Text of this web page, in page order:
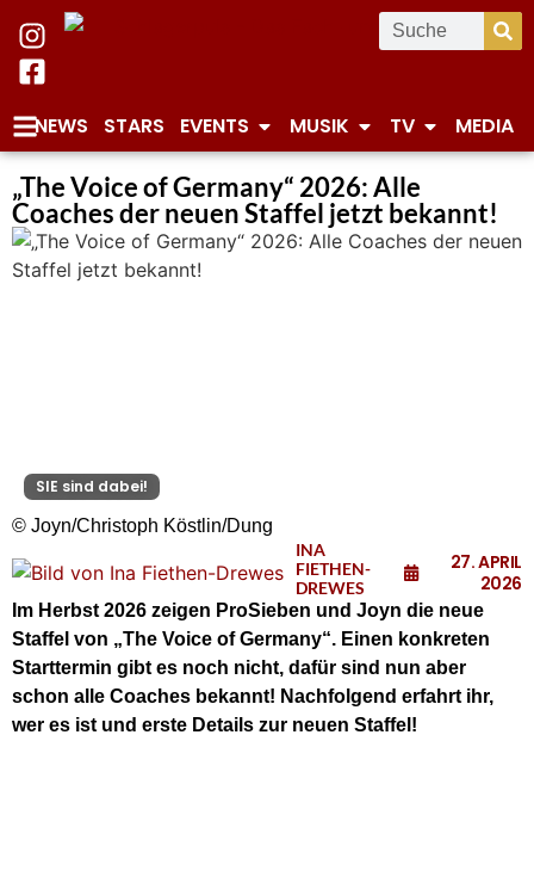
NEWS STARS EVENTS MUSIK TV MEDIA
„The Voice of Germany“ 2026: Alle
Coaches der neuen Staffel jetzt bekannt!
SIE sind dabei!
© Joyn/Christoph Köstlin/Dung
INA
FIETHEN-
DREWES
27. APRIL
2026
Im Herbst 2026 zeigen ProSieben und Joyn die neue
Staffel von „The Voice of Germany“. Einen konkreten
Starttermin gibt es noch nicht, dafür sind nun aber
schon alle Coaches bekannt! Nachfolgend erfahrt ihr,
wer es ist und erste Details zur neuen Staffel!